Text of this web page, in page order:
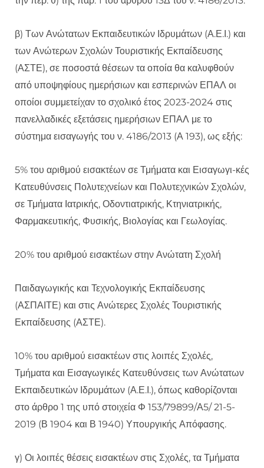
β) Των Ανώτατων Εκπαιδευτικών Ιδρυμάτων (Α.Ε.Ι.) και
των Ανώτερων Σχολών Τουριστικής Εκπαίδευσης
(ΑΣΤΕ), σε ποσοστά θέσεων τα οποία θα καλυφθούν
από υποψηφίους ημερήσιων και εσπερινών ΕΠΑΛ οι
οποίοι συμμετείχαν το σχολικό έτος 2023-2024 στις
πανελλαδικές εξετάσεις ημερήσιων ΕΠΑΛ με το
σύστημα εισαγωγής του ν. 4186/2013 (Α 193), ως εξής:
5% του αριθμού εισακτέων σε Τμήματα και Εισαγωγι-κές
Κατευθύνσεις Πολυτεχνείων και Πολυτεχνικών Σχολών,
σε Τμήματα Ιατρικής, Οδοντιατρικής, Κτηνιατρικής,
Φαρμακευτικής, Φυσικής, Βιολογίας και Γεωλογίας.
20% του αριθμού εισακτέων στην Ανώτατη Σχολή
Παιδαγωγικής και Τεχνολογικής Εκπαίδευσης
(ΑΣΠΑΙΤΕ) και στις Ανώτερες Σχολές Τουριστικής
Εκπαίδευσης (ΑΣΤΕ).
10% του αριθμού εισακτέων στις λοιπές Σχολές,
Τμήματα και Εισαγωγικές Κατευθύνσεις των Ανώτατων
Εκπαιδευτικών Ιδρυμάτων (Α.Ε.Ι.), όπως καθορίζονται
στο άρθρο 1 της υπό στοιχεία Φ 153/79899/Α5/ 21-5-
2019 (Β 1904 και Β 1940) Υπουργικής Απόφασης.
γ) Οι λοιπές θέσεις εισακτέων στις Σχολές, τα Τμήματα